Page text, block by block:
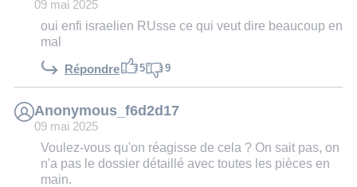
09 mai 2025
oui enfi israelien RUsse ce qui veut dire beaucoup en
mal
Répondre 5 9
Anonymous_f6d2d17
09 mai 2025
Voulez-vous qu'on réagisse de cela ? On sait pas, on
n'a pas le dossier détaillé avec toutes les pièces en
main.